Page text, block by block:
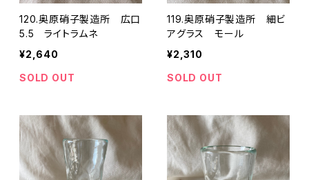
120.奥原硝子製造所 広口
5.5 ライトラムネ
¥2,640
SOLD OUT
119.奥原硝子製造所 細ビ
アグラス モール
¥2,310
SOLD OUT